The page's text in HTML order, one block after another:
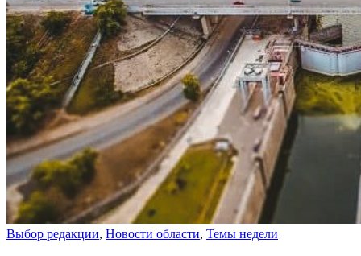
Выбор редакции, Новости области, Темы недели